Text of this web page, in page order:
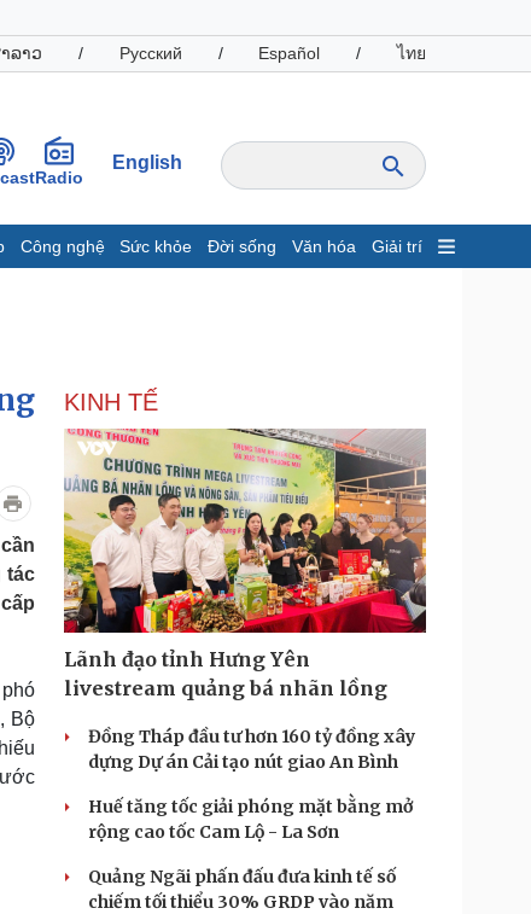
ລາວ / Русский / Español / ไทย
Radio
English
Công nghệ Sức khỏe Đời sống Văn hóa Giải trí
Giá cà phê
nghiệp
tin doanh nghiệp
nghiệp 24h
nhân
đồng
Công nghệ
Sành điệu
Tin Công nghệ
Trải nghiệm
Chuyển đổi số
vấn
Tour
in
Podcast
Câu chuyện thời sự
Đọc truyện đêm khuya
Cửa sổ tình yêu
Hạt giống tâm hồn
tác
Bộ
KINH TẾ
Lãnh đạo tỉnh Hưng Yên
livestream quảng bá nhãn lồng
Đồng Tháp đầu tư hơn 160 tỷ đồng xây
dựng Dự án Cải tạo nút giao An Bình
Huế tăng tốc giải phóng mặt bằng mở
rộng cao tốc Cam Lộ - La Sơn
Quảng Ngãi phấn đấu đưa kinh tế số
chiếm tối thiểu 30% GRDP vào năm